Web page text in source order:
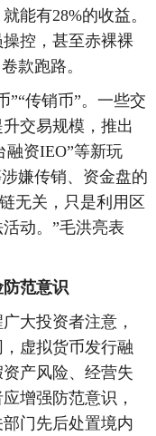
能有28%的收益。
控，甚至赤裸裸
款跑路。
传销币”。一些交
交易规模，推出
融资IEO”等新玩
嫌传销、资金盘的
无关，只是利用区
动。”毛洪亮表
范意识
大投资者注意，
虚拟货币发行融
产风险、经营失
增强防范意识，
门先后处置境内